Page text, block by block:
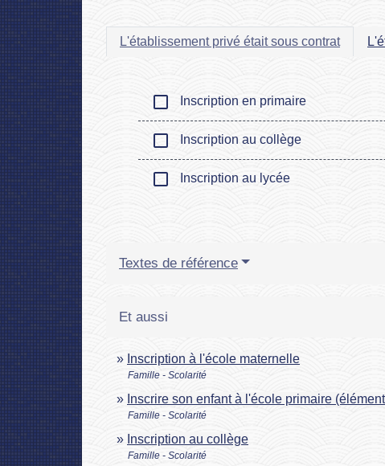
L'établissement privé était sous contrat
check_box_outline_blank Inscription en primaire
check_box_outline_blank Inscription au collège
check_box_outline_blank Inscription au lycée
Textes de référence
Et aussi
Inscription à l'école maternelle
Famille - Scolarité
Inscrire son enfant à l'école primaire
Famille - Scolarité
Inscription au collège
Famille - Scolarité